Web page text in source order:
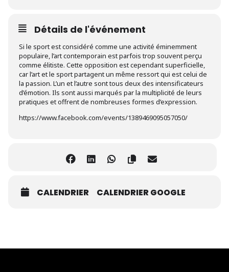
Détails de l'événement
Si le sport est considéré comme une activité éminemment
populaire, l’art contemporain est parfois trop souvent perçu
comme élitiste. Cette opposition est cependant superficielle,
car l’art et le sport partagent un même ressort qui est celui de
la passion. L’un et l’autre sont tous deux des intensificateurs
d’émotion. Ils sont aussi marqués par la multiplicité de leurs
pratiques et offrent de nombreuses formes d’expression.
https://www.facebook.com/events/1389469095057050/
CALENDRIER CALENDRIER GOOGLE